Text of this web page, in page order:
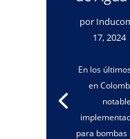
por
17, 2024|
En los
en
para bombas